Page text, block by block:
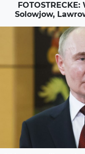
Solowjow,